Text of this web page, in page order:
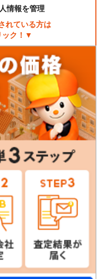
情報を管理
れている方は
ック！▼